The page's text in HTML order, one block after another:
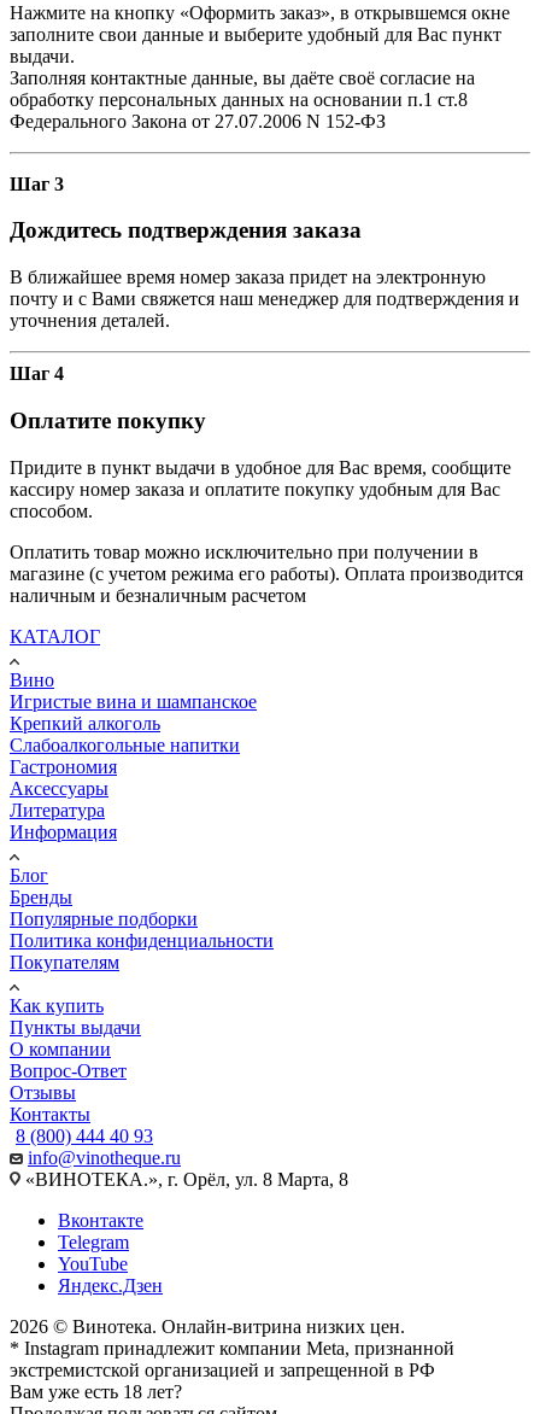
Нажмите на кнопку «Оформить заказ», в открывшемся окне
заполните свои данные и выберите удобный для Вас пункт
выдачи.
Заполняя контактные данные, вы даёте своё согласие на
обработку персональных данных на основании п.1 ст.8
Федерального Закона от 27.07.2006 N 152-ФЗ
Шаг 3
Дождитесь подтверждения заказа
В ближайшее время номер заказа придет на электронную
почту и с Вами свяжется наш менеджер для подтверждения и
уточнения деталей.
Шаг 4
Оплатите покупку
Придите в пункт выдачи в удобное для Вас время, сообщите
кассиру номер заказа и оплатите покупку удобным для Вас
способом.
Оплатить товар можно исключительно при получении в
магазине (с учетом режима его работы). Оплата производится
наличным и безналичным расчетом
КАТАЛОГ
Вино
Игристые вина и шампанское
Крепкий алкоголь
Слабоалкогольные напитки
Гастрономия
Аксессуары
Литература
Информация
Блог
Бренды
Популярные подборки
Политика конфиденциальности
Покупателям
Как купить
Пункты выдачи
О компании
Вопрос-Ответ
Отзывы
Контакты
8 (800) 444 40 93
info@vinotheque.ru
«ВИНОТЕКА.», г. Орёл, ул. 8 Марта, 8
Вконтакте
Telegram
YouTube
Яндекс.Дзен
2026 © Винотека. Онлайн-витрина низких цен.
* Instagram принадлежит компании Meta, признанной
экстремистской организацией и запрещенной в РФ
Вам уже есть 18 лет?